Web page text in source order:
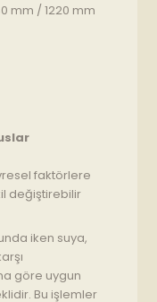
mm / 1220 mm
faktörlere
değiştirebilir
iken suya,
göre uygun
Bu işlemler